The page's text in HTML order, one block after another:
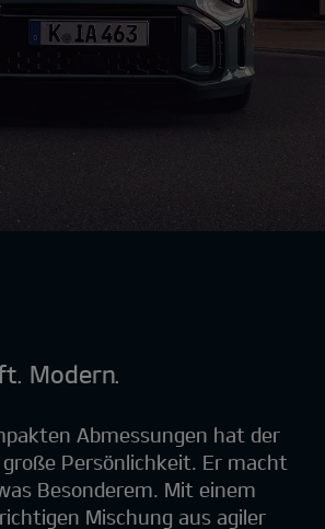
Modern.
Abmessungen hat der
Persönlichkeit. Er macht
Besonderem. Mit einem
Mischung aus agiler